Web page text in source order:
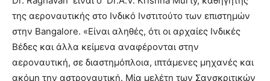
της αεροναυτικής στο Ινδικό Ινστιτούτο των επιστημών
στην Bangalore. «Είναι αληθές, ότι οι αρχαίες Ινδικές
Βέδες και άλλα κείμενα αναφέρονται στην
αεροναυτική, σε διαστημόπλοια, ιπτάμενες μηχανές και
ακόμη την αστροναυτική. Μία μελέτη των Σανσκριτικών